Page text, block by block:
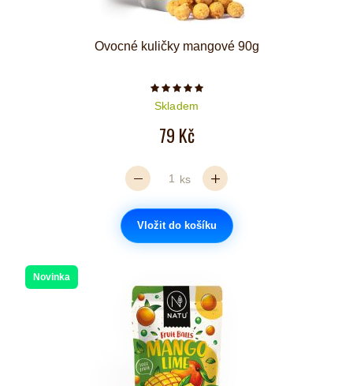
Ovocné kuličky mangové 90g
Počet hvězdiček je 5 z 5
Skladem
79 Kč
ks
Vložit do košíku
Novinka